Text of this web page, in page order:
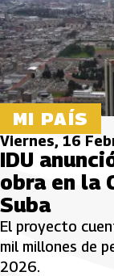
MI PAÍS
Viernes, 16
IDU
obra en la
Suba
El proyecto
mil millones de
2026.